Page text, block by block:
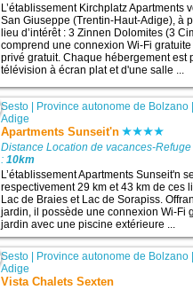
L’établissement Kirchplatz Apartments
San Giuseppe (Trentin-Haut-Adige), à
lieu d’intérêt : 3 Zinnen Dolomites (3
comprend une connexion Wi-Fi
privé gratuit. Chaque hébergement est
télévision à écran plat et d'une salle ...
Sesto Province autonome de Bolzano
Adige
Apartments Sunseit'n
Distance Location de vacances-
:10km
L’établissement Apartments Sunseit'n
respectivement 29 km et 43 km de ces
Lac de Braies et Lac de Sorapiss.
jardin, il possède une connexion Wi-Fi
jardin avec une piscine extérieure ...
Sesto Province autonome de Bolzano
Adige
Vista Chalets Sexten